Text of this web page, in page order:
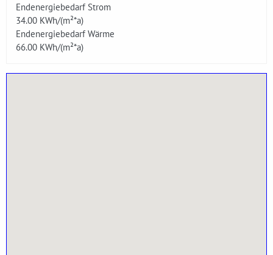
Endenergiebedarf Strom
34.00 KWh/(m²*a)
Endenergiebedarf Wärme
66.00 KWh/(m²*a)